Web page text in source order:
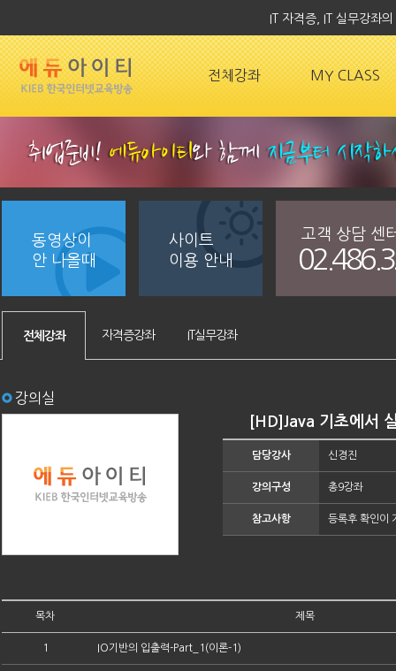
IT 자격증, IT 실무강좌
전체강좌 MY CLASS
동영상이
안 나올때
사이트
이용 안내
고객 상담 센
전체강좌 자격증강좌 IT실무강좌
강의실
[HD]Java 기초에서
담당강사 신경진
강의구성 총9강좌
참고사항 등록후 확인이
목차 제목
1 IO기반의 입출력-Part_1(이론-1)